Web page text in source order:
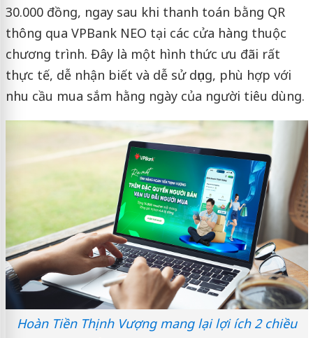
30.000 đồng, ngay sau khi thanh toán bằng QR
thông qua VPBank NEO tại các cửa hàng thuộc
chương trình. Đây là một hình thức ưu đãi rất
thực tế, dễ nhận biết và dễ sử dụng, phù hợp với
nhu cầu mua sắm hằng ngày của người tiêu dùng.
Hoàn Tiền Thịnh Vượng mang lại lợi ích 2 chiều